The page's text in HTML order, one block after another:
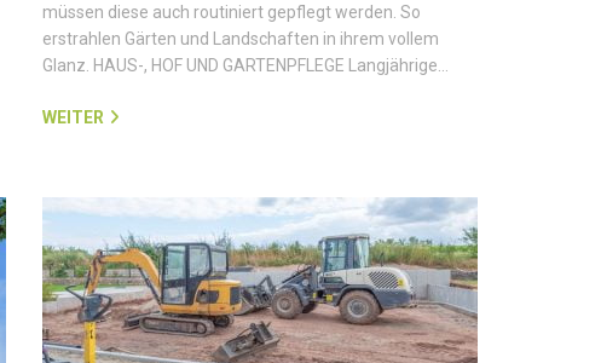
müssen diese auch routiniert gepflegt werden. So
erstrahlen Gärten und Landschaften in ihrem vollem
Glanz. HAUS-, HOF UND GARTENPFLEGE Langjährige…
WEITER